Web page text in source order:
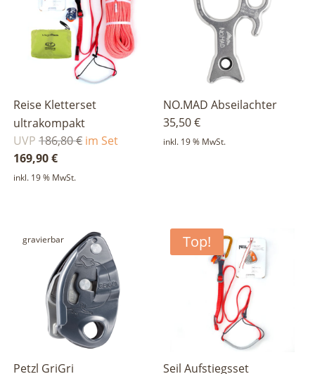
Reise Kletterset
ultrakompakt
UVP 186,80€ Ursprünglicher
im Set
169,90€Aktueller
Preis
inkl. 19 % MwSt.
NO.MAD Abseilachter
35,50€
inkl. 19 % MwSt.
gravierbar
Petzl GriGri
Top!
Seil Aufstiegsset